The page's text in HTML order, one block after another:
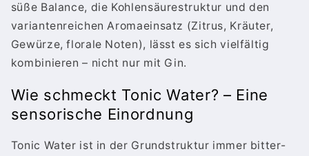
süße Balance, die Kohlensäurestruktur und den
variantenreichen Aromaeinsatz (Zitrus, Kräuter,
Gewürze, florale Noten), lässt es sich vielfältig
kombinieren – nicht nur mit Gin.
Wie schmeckt Tonic Water? – Eine
sensorische Einordnung
Tonic Water ist in der Grundstruktur immer bitter-